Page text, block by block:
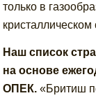
только в
кристаллическом
Наш список
на основе
ОПЕК. «Бритиш